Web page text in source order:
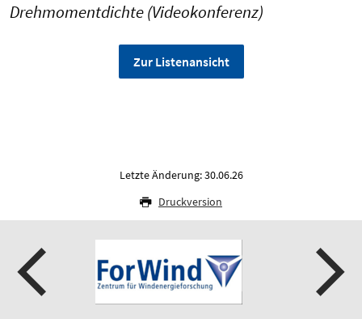
Drehmomentdichte (Videokonferenz)
Zur Listenansicht
Letzte Änderung: 30.06.26
Druckversion